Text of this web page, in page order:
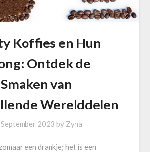
Koffies en Hun
Ontdek de
van
Werelddelen
2023 by Zyna
een drankje; het is een